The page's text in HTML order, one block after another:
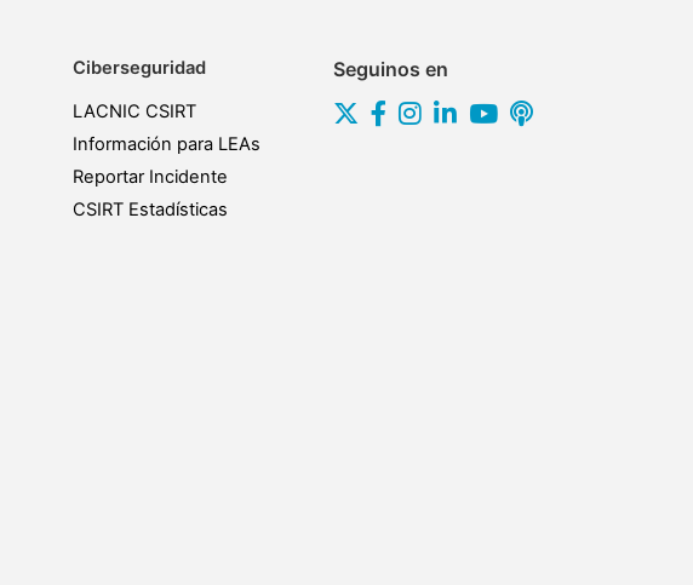
Ciberseguridad
LACNIC CSIRT
Información para LEAs
Reportar Incidente
CSIRT Estadísticas
Seguinos en